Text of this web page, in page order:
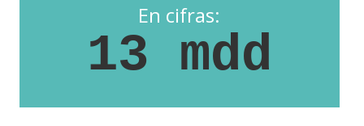
En cifras:
13 mdd